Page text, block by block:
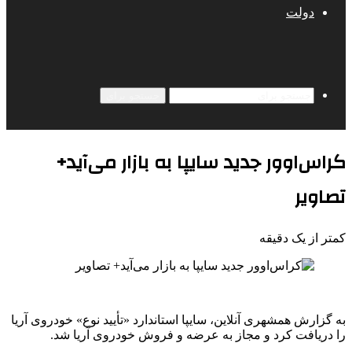
دولت
کراس‌اوور جدید سایپا به بازار می‌آید+
تصاویر
کمتر از یک دقیقه
به گزارش همشهری آنلاین، سایپا استاندارد «تأیید نوع» خودروی آریا
را دریافت کرد و مجاز به عرضه و فروش خودروی آریا شد.